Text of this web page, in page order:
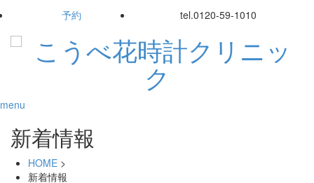
予約 tel.0120-59-1010
menu
新着情報
HOME >
新着情報